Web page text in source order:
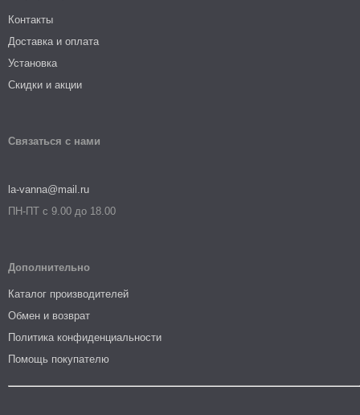
Контакты
Доставка и оплата
Установка
Скидки и акции
Связаться с нами
la-vanna@mail.ru
ПН-ПТ с 9.00 до 18.00
Дополнительно
Каталог производителей
Обмен и возврат
Политика конфиденциальности
Помощь покупателю